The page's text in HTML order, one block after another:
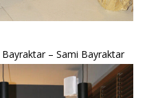
– Sami Bayraktar